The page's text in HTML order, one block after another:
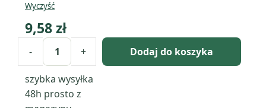
Wyczyść
9,58zł
- + Dodaj do koszyka
szybka wysyłka
48h prosto z